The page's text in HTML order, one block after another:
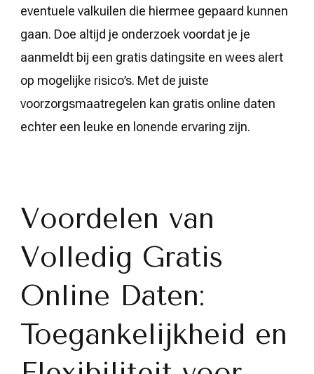
eventuele valkuilen die hiermee gepaard kunnen
gaan. Doe altijd je onderzoek voordat je je
aanmeldt bij een gratis datingsite en wees alert
op mogelijke risico’s. Met de juiste
voorzorgsmaatregelen kan gratis online daten
echter een leuke en lonende ervaring zijn.
Voordelen van
Volledig Gratis
Online Daten:
Toegankelijkheid en